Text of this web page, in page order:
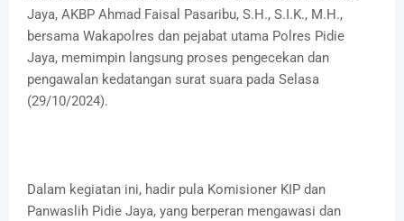
Jaya, AKBP Ahmad Faisal Pasaribu, S.H., S.I.K., M.H.,
bersama Wakapolres dan pejabat utama Polres Pidie
Jaya, memimpin langsung proses pengecekan dan
pengawalan kedatangan surat suara pada Selasa
(29/10/2024).
Dalam kegiatan ini, hadir pula Komisioner KIP dan
Panwaslih Pidie Jaya, yang berperan mengawasi dan